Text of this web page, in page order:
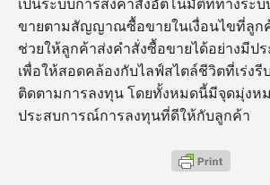
เป็นระบบการส่งคำสั่งอัตโนมัติที่ทางระบ
ขายตามสัญญาณซื้อขายในเงื่อนไขที่ลูก
ช่วยให้ลูกค้าส่งคำสั่งซื้อขายได้อย่างมีป
เพื่อให้สอดคล้องกับไลฟ์สไตล์ชีวิตที่เร่งรี
ติดตามการลงทุน โดยทั้งหมดนี้มีจุดมุ่งหม
ประสบการณ์การลงทุนที่ดีให้กับลูกค้า